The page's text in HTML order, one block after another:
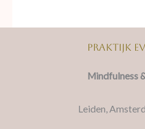
Praktijk
Mindfulness
Leiden,